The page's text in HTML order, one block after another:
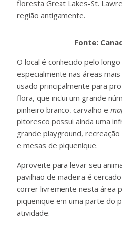
floresta Great Lakes-St.
região antigamente.
Fonte:
O local é conhecido pelo
especialmente nas áreas
usado principalmente para
flora, que inclui um grande
pinheiro branco, carvalho e
pitoresco possui ainda uma
grande playground, recreação
e mesas de piquenique.
Aproveite para levar seu
pavilhão de madeira é
correr livremente nesta área
piquenique em uma parte do
atividade.